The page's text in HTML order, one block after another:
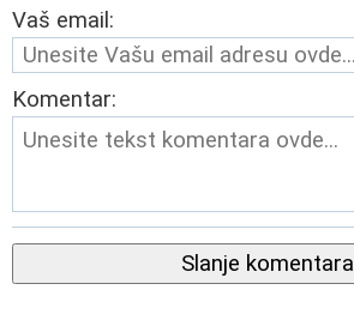
Vaš email:
Komentar:
Slanje komentara